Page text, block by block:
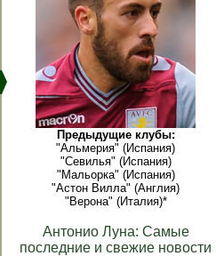
Предыдущие клубы:
"Альмерия" (Испания)
"Севилья" (Испания)
"Мальорка" (Испания)
"Астон Вилла" (Англия)
"Верона" (Италия)*
Антонио Луна: Самые
последние и свежие новости